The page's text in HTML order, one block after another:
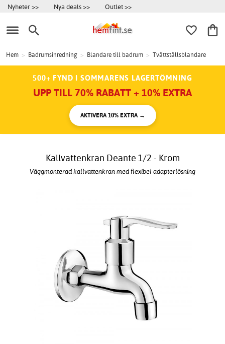
Nyheter >> Nya deals >> Outlet >>
Hem > Badrumsinredning > Blandare till badrum > Tvättställsblandare
500+ FYND I SOMMARENS LAGERTÖMNING
UPP TILL 70% RABATT + 10% EXTRA
AKTIVERA 10% EXTRA →
Kallvattenkran Deante 1/2 - Krom
Väggmonterad kallvattenkran med flexibel adapterlösning